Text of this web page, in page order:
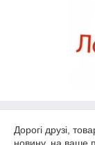
Дорогі друзі,